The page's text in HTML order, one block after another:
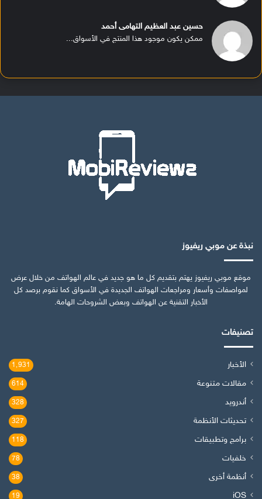
حسين عبد العظيم التهامى أحمد
ممكن يكون موجود هذا المنتج في الأسواق...
نبذة عن موبي ريفيوز
موقع موبي ريفيوز يهتم بتقديم كل ما هو جديد في عالم الهواتف من خلال عرض
لمواصفات وأسعار ومراجعات الهواتف الجديدة في الأسواق كما نقوم برصد كل
الأخبار التقنية عن الهواتف وبعض الشروحات الهامة.
تصنيفات
الأخبار 1٬931
مقالات متنوعة 614
أندرويد 328
تحديثات الأنظمة 327
برامج وتطبيقات 118
خلفيات 78
أنظمة أخرى 38
iOS
19